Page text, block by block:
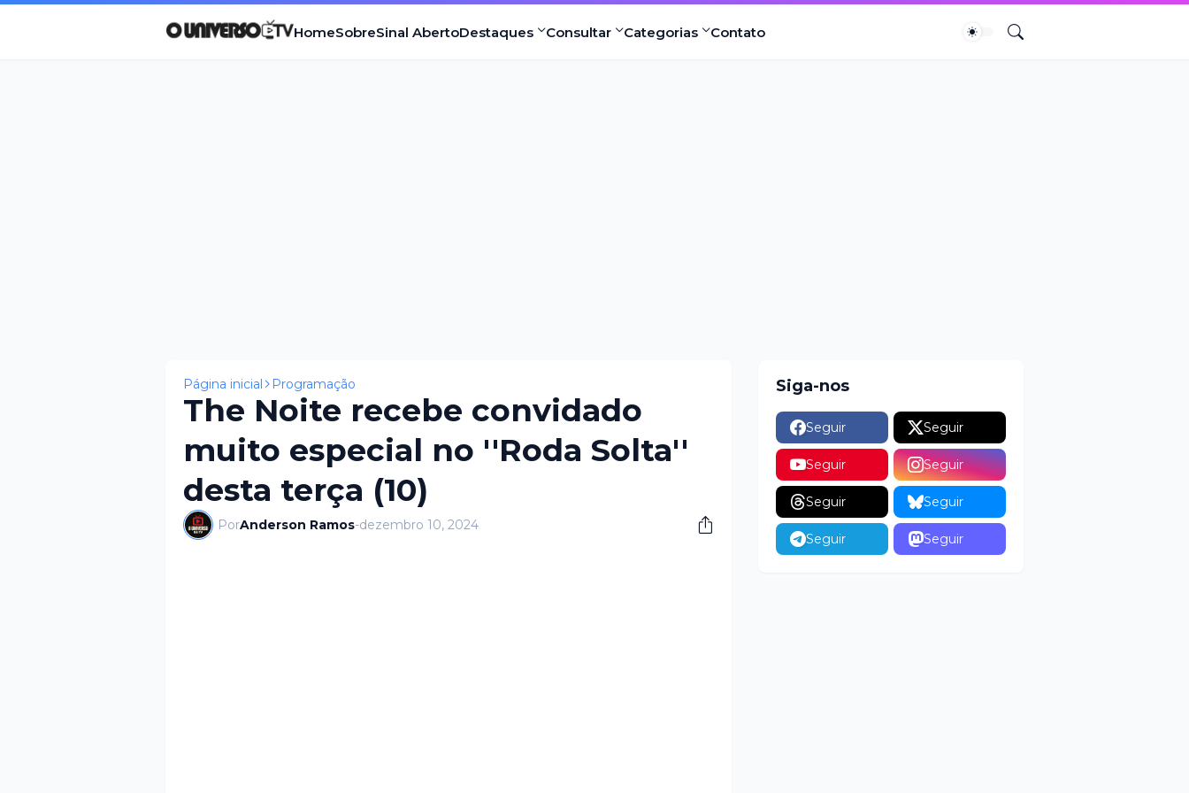
HomeSobreSinal AbertoDestaques Consultar Categorias Contato
Página inicial Programação
The Noite recebe convidado
muito especial no ''Roda Solta''
desta terça (10)
PorAnderson Ramos-dezembro 10, 2024
Siga-nos
Seguir Seguir
Seguir Seguir
Seguir Seguir
Seguir Seguir